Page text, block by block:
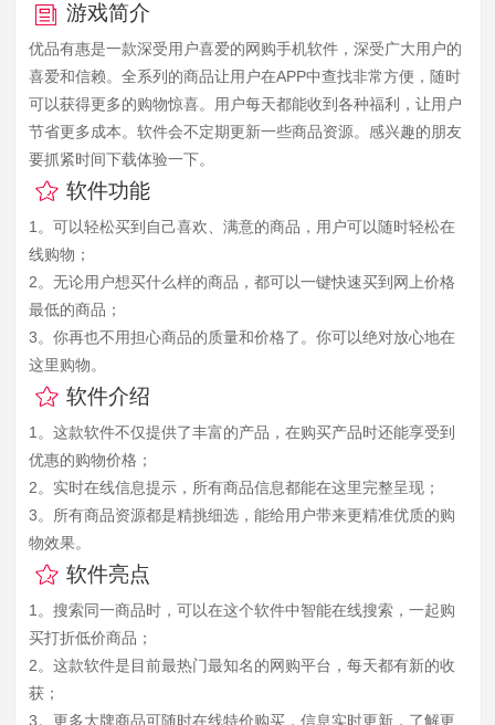
游戏简介
优品有惠是一款深受用户喜爱的网购手机软件，深受广大用户的
喜爱和信赖。全系列的商品让用户在APP中查找非常方便，随时
可以获得更多的购物惊喜。用户每天都能收到各种福利，让用户
节省更多成本。软件会不定期更新一些商品资源。感兴趣的朋友
要抓紧时间下载体验一下。
软件功能
1。可以轻松买到自己喜欢、满意的商品，用户可以随时轻松在
线购物；
2。无论用户想买什么样的商品，都可以一键快速买到网上价格
最低的商品；
3。你再也不用担心商品的质量和价格了。你可以绝对放心地在
这里购物。
软件介绍
1。这款软件不仅提供了丰富的产品，在购买产品时还能享受到
优惠的购物价格；
2。实时在线信息提示，所有商品信息都能在这里完整呈现；
3。所有商品资源都是精挑细选，能给用户带来更精准优质的购
物效果。
软件亮点
1。搜索同一商品时，可以在这个软件中智能在线搜索，一起购
买打折低价商品；
2。这款软件是目前最热门最知名的网购平台，每天都有新的收
获；
3。更多大牌商品可随时在线特价购买，信息实时更新，了解更